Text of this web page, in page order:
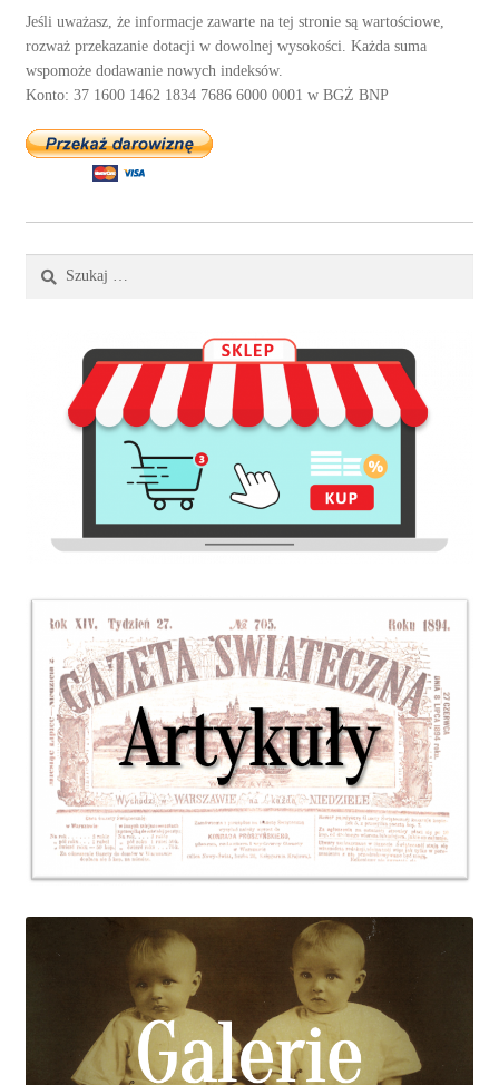
Jeśli uważasz, że informacje zawarte na tej stronie są wartościowe,
rozważ przekazanie dotacji w dowolnej wysokości. Każda suma
wspomoże dodawanie nowych indeksów.
Konto: 37 1600 1462 1834 7686 6000 0001 w BGŻ BNP